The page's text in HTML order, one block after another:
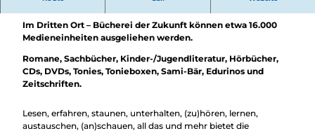
Im Dritten Ort – Bücherei der Zukunft können etwa 16.000
Medieneinheiten ausgeliehen werden.
Romane, Sachbücher, Kinder-/Jugendliteratur, Hörbücher,
CDs, DVDs, Tonies, Tonieboxen, Sami-Bär, Edurinos und
Zeitschriften.
Lesen, erfahren, staunen, unterhalten, (zu)hören, lernen,
austauschen, (an)schauen, all das und mehr bietet die